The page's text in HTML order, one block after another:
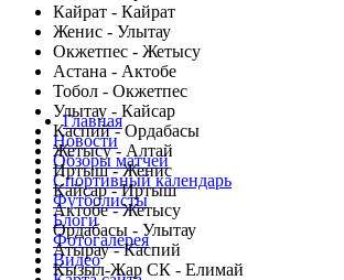
Кайрат - Кайрат
Женис - Улытау
Окжетпес - Жетысу
Астана - Актобе
Тобол - Окжетпес
Улытау - Кайсар
Каспий - Ордабасы
Жетысу - Алтай
Иртыш - Женис
Кайсар - Иртыш
Актобе - Жетысу
Ордабасы - Улытау
Атырау - Каспий
Кызыл-Жар СК - Елимай
Главная
Новости
Обзоры матчей
Спортивный календарь
Футболисты
Блоги
Фотогалерея
Видео